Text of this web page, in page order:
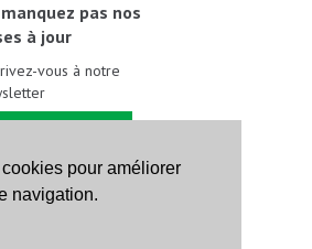
pour améliorer
navigation.
pas nos
à jour
vous à notre
nous sur les